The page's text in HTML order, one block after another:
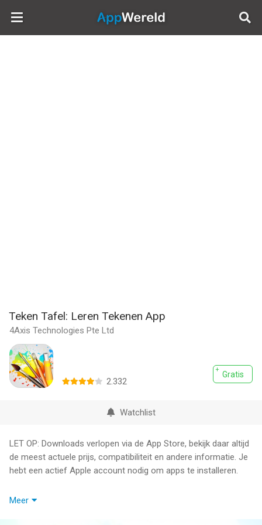
AppWereld
Teken Tafel: Leren Tekenen App
4Axis Technologies Pte Ltd
Gratis
2.332
Watchlist
LET OP: Downloads verlopen via de App Store, bekijk daar altijd
de meest actuele prijs, compatibiliteit en andere informatie. Je
hebt een actief Apple account nodig om apps te installeren.
Met meer dan 70 miljoen gebruikers en meer dan 100.000 5-
Meer